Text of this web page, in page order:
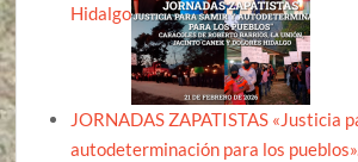
Hidalgo
JORNADAS ZAPATISTAS «Justicia
autodeterminación para los